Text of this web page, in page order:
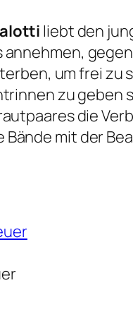
liebt den
um frei
zu geben
die
mit der